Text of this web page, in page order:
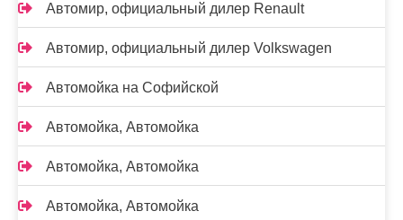
Автомир, официальный дилер Renault
Автомир, официальный дилер Volkswagen
Автомойка на Софийской
Автомойка, Автомойка
Автомойка, Автомойка
Автомойка, Автомойка